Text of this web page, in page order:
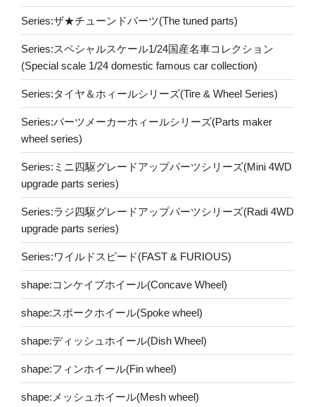
Series:ザ★チューンドパーツ(The tuned parts)
Series:スペシャルスケール1/24国産名車コレクション
(Special scale 1/24 domestic famous car collection)
Series:タイヤ＆ホィールシリーズ(Tire & Wheel Series)
Series:パーツメーカーホィールシリーズ(Parts maker
wheel series)
Series:ミニ四駆グレードアップパーツシリーズ(Mini 4WD
upgrade parts series)
Series:ラジ四駆グレードアップパーツシリーズ(Radi 4WD
upgrade parts series)
Series:ワイルドスピード(FAST & FURIOUS)
shape:コンケイブホイール(Concave Wheel)
shape:スポークホイール(Spoke wheel)
shape:ディッシュホイール(Dish Wheel)
shape:フィンホイール(Fin wheel)
shape:メッシュホイール(Mesh wheel)